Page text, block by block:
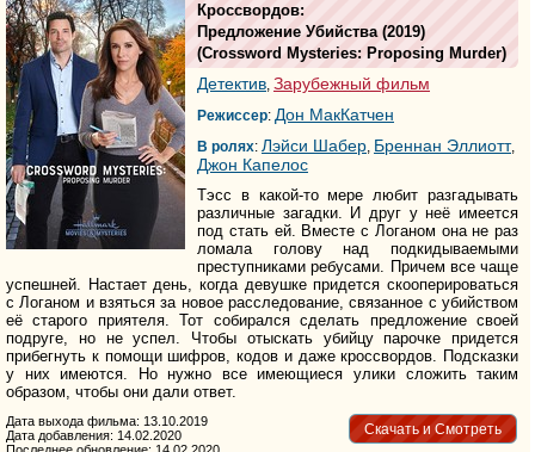
Кроссвордов:
Предложение Убийства(2019)
(Crossword Mysteries: Proposing Murder)
Детектив, Зарубежный фильм
Режиссер: Дон МакКатчен
В ролях: Лэйси Шабер, Бреннан Эллиотт,
Джон Капелос
Тэсс в какой-то мере любит разгадывать
различные загадки. И друг у неё имеется
под стать ей. Вместе с Логаном она не раз
ломала голову над подкидываемыми
преступниками ребусами. Причем все чаще
успешней. Настает день, когда девушке придется скооперироваться
с Логаном и взяться за новое расследование, связанное с убийством
её старого приятеля. Тот собирался сделать предложение своей
подруге, но не успел. Чтобы отыскать убийцу парочке придется
прибегнуть к помощи шифров, кодов и даже кроссвордов. Подсказки
у них имеются. Но нужно все имеющиеся улики сложить таким
образом, чтобы они дали ответ.
Скачать и Смотреть
Дата выхода фильма: 13.10.2019
Дата добавления: 14.02.2020